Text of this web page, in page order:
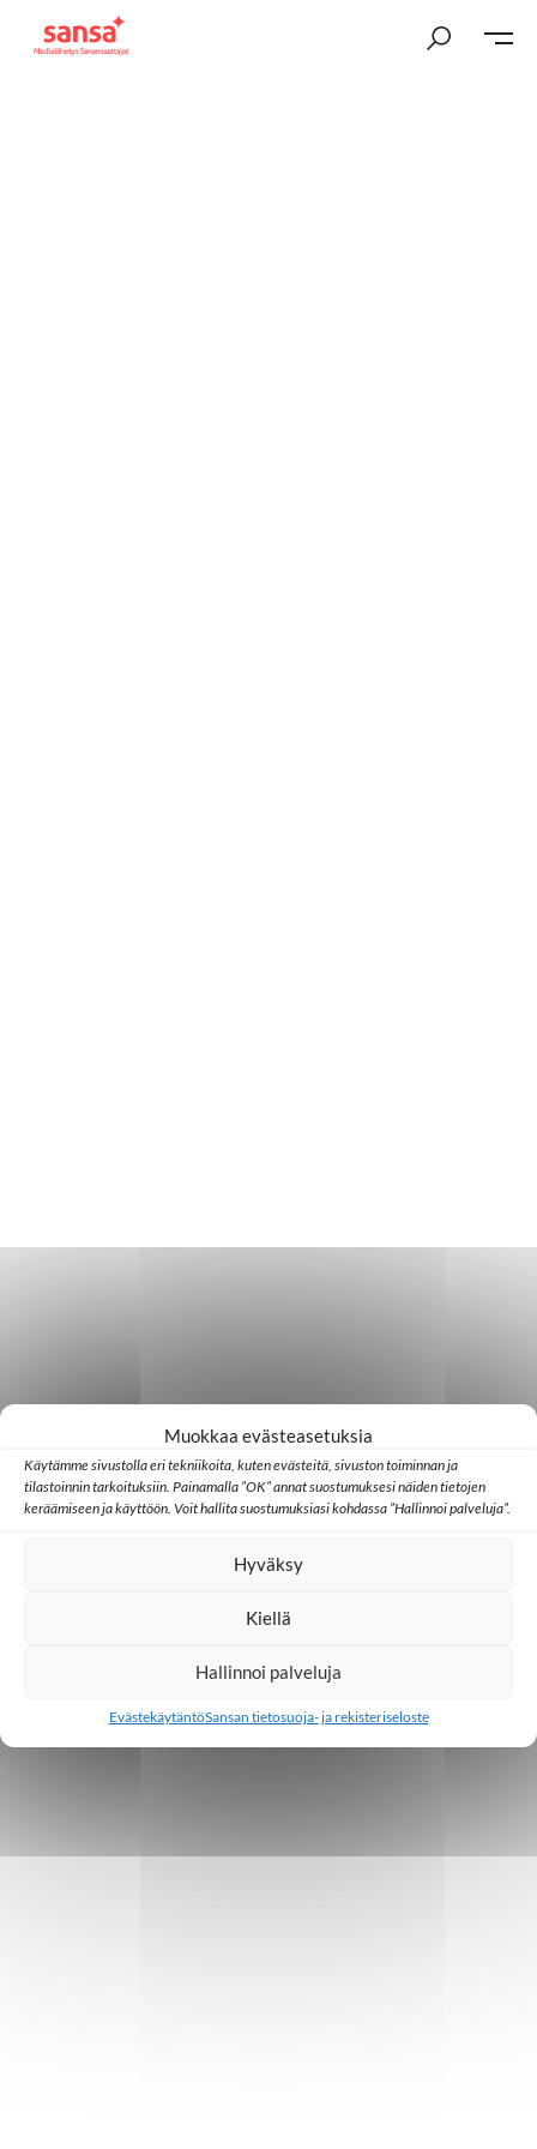
Muokkaa evästeasetuksia
Käytämme sivustolla eri tekniikoita, kuten evästeitä, sivuston toiminnan ja
tilastoinnin tarkoituksiin. Painamalla ”OK” annat suostumuksesi näiden tietojen
keräämiseen ja käyttöön. Voit hallita suostumuksiasi kohdassa ”Hallinnoi palveluja”.
Hyväksy
Kiellä
Hallinnoi palveluja
EvästekäytäntöSansan tietosuoja- ja rekisteriseloste